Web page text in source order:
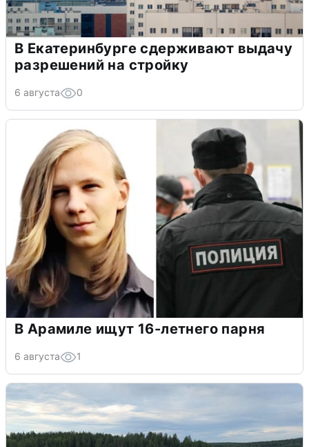
В Екатеринбурге сдерживают выдачу
разрешений на стройку
6 августа 0
В Арамиле ищут 16-летнего парня
6 августа 1